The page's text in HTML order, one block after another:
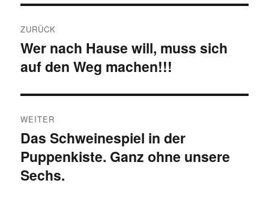
ZURÜCK
Vorheriger
Beitrag:
Wer nach Hause will, muss sich
auf den Weg machen!!!
WEITER
Nächster
Beitrag:
Das Schweinespiel in der
Puppenkiste. Ganz ohne unsere
Sechs.